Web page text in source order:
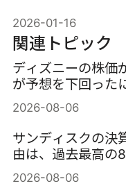
を検討します。
2026-01-16
関連トピック
ディズニーの株価
が予想を下回った
たのか？
2026-08-06
サンディスクの決
由は、過去最高の
もかかわらず約13
2026-08-06